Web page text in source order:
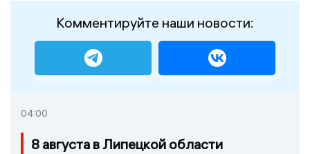
Комментируйте наши новости:
04:00
8 августа в Липецкой области